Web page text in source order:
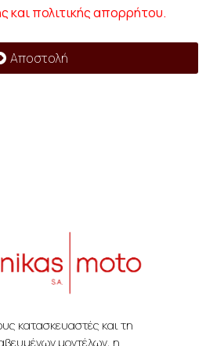
και πολιτικής απορρήτου.
Αποστολή
κατασκευαστές και τη
μοντέλων, η